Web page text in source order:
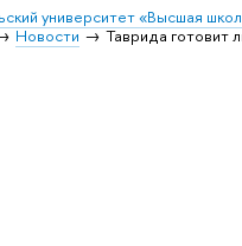
университет «Высшая
Новости Таврида готовит